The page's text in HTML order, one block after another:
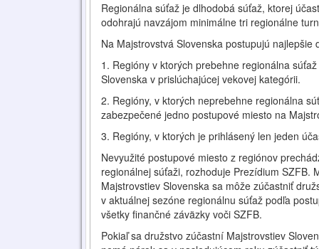
Regionálna súťaž je dlhodobá súťaž, ktorej
odohrajú navzájom minimálne tri regionálne
Na Majstrovstvá Slovenska postupujú
1. Regióny v ktorých prebehne regionálna
Slovenska v prislúchajúcej vekovej kategórii.
2. Regióny, v ktorých neprebehne regionálna
zabezpečené jedno postupové miesto na
3. Regióny, v ktorých je prihlásený len jeden
Nevyužité postupové miesto z regiónov
regionálnej súťaži, rozhoduje Prezídium SZFB.
Majstrovstiev Slovenska sa môže zúčastniť
v aktuálnej sezóne regionálnu súťaž podľa
všetky finančné záväzky voči SZFB.
Pokiaľ sa družstvo zúčastní Majstrovstiev